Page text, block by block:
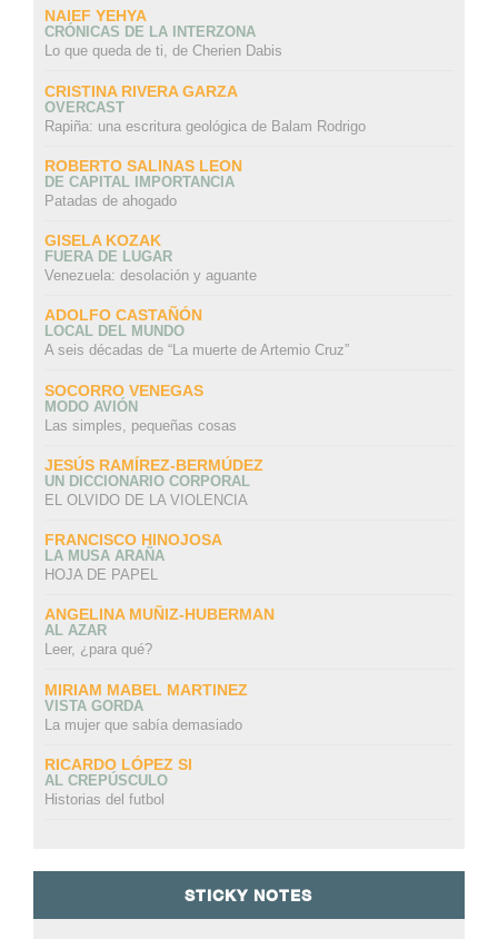
NAIEF YEHYA
CRÓNICAS DE LA INTERZONA
Lo que queda de ti, de Cherien Dabis
CRISTINA RIVERA GARZA
OVERCAST
Rapiña: una escritura geológica de Balam Rodrigo
ROBERTO SALINAS LEON
DE CAPITAL IMPORTANCIA
Patadas de ahogado
GISELA KOZAK
FUERA DE LUGAR
Venezuela: desolación y aguante
ADOLFO CASTAÑÓN
LOCAL DEL MUNDO
A seis décadas de “La muerte de Artemio Cruz”
SOCORRO VENEGAS
MODO AVIÓN
Las simples, pequeñas cosas
JESÚS RAMÍREZ-BERMÚDEZ
UN DICCIONARIO CORPORAL
EL OLVIDO DE LA VIOLENCIA
FRANCISCO HINOJOSA
LA MUSA ARAÑA
HOJA DE PAPEL
ANGELINA MUÑIZ-HUBERMAN
AL AZAR
Leer, ¿para qué?
MIRIAM MABEL MARTINEZ
VISTA GORDA
La mujer que sabía demasiado
RICARDO LÓPEZ SI
AL CREPÚSCULO
Historias del futbol
STICKY NOTES